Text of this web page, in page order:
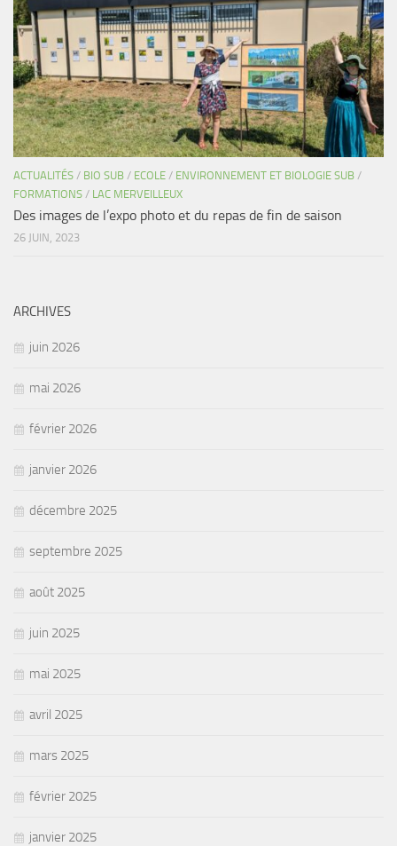
ACTUALITÉS / BIO SUB / ECOLE / ENVIRONNEMENT ET BIOLOGIE SUB /
FORMATIONS / LAC MERVEILLEUX
Des images de l’expo photo et du repas de fin de saison
26 JUIN, 2023
ARCHIVES
juin 2026
mai 2026
février 2026
janvier 2026
décembre 2025
septembre 2025
août 2025
juin 2025
mai 2025
avril 2025
mars 2025
février 2025
janvier 2025